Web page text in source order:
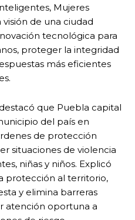
Mujeres
visión de una ciudad
tecnológica para
proteger la integridad
más eficientes
que Puebla capital
del país en
de protección
situaciones de violencia
niñas y niños. Explicó
protección al territorio,
y elimina barreras
atención oportuna a